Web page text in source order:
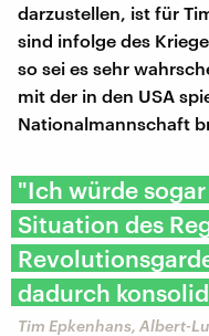
darzustellen, ist für
sind infolge des
so sei es sehr
mit der in den USA
Nationalmannschaft
"Ich würde
Situation des
dadurch
Tim Epkenhans, Albert-